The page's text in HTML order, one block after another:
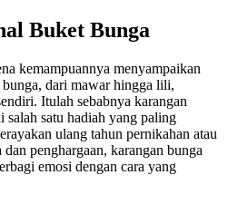
Buket Bunga
kemampuannya menyampaikan
dari mawar hingga lili,
Itulah sebabnya karangan
salah satu hadiah yang paling
ulang tahun pernikahan atau
penghargaan, karangan bunga
emosi dengan cara yang